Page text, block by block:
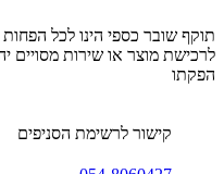
הפקתו
קישור לרשימת הסניפים